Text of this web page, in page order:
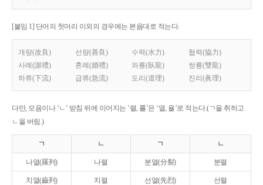
[붙임 1] 단어의 첫머리 이외의 경우에는 본음대로 적는다.
개량(改良) 선량(善良) 수력(水力)
협력(協力)
사례(謝禮)
혼례(婚禮) 와룡(臥龍)
쌍룡(雙龍)
하류(下流)
급류(急流) 도리(道理) 진리(眞理)
다만, 모음이나 ‘ㄴ’ 받침 뒤에 이어지는 ‘렬, 률’은 ‘열, 율’로 적는다.(ㄱ을 취하고
ㄴ을 버림.)
ㄱ ㄴ ㄱ ㄴ
나열(羅列) 나렬 분열(分裂) 분렬
치열(齒列) 치렬 선열(先烈) 선렬